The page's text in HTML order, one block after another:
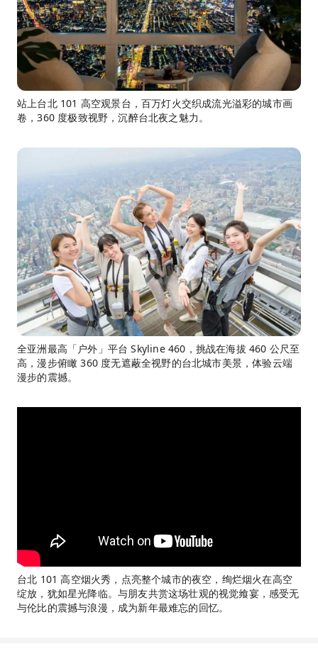
站上台北 101 高空观景台，百万灯火交织成流光溢彩的城市画
卷，360 度极致视野，沉醉台北夜之魅力。
全亚洲最高「户外」平台 Skyline 460，挑战在海拔 460 公尺至
高，漫步俯瞰 360 度无遮蔽全视野的台北城市美景，体验云端
漫步的震撼。
台北 101 高空烟火秀，点亮整个城市的夜空，绚烂烟火在高空
绽放，犹如星光降临。与朋友共赏这场壮观的视觉飨宴，感受无
与伦比的震撼与浪漫，成为新年最难忘的回忆。